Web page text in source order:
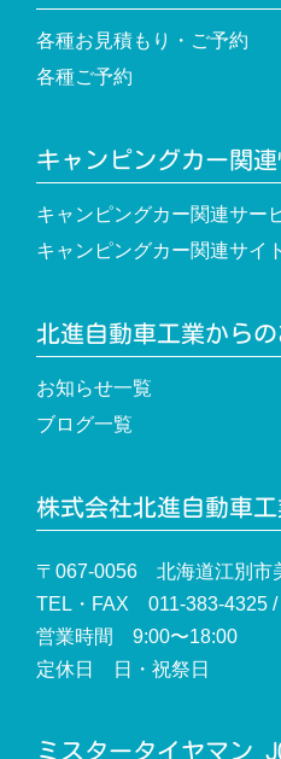
各種お見積もり・ご予約
各種ご予約
キャンピングカー関
キャンピングカー関連サー
キャンピングカー関連サイ
北進自動車工業から
お知らせ一覧
ブログ一覧
株式会社北進自動車
〒067-0056 北海道江別市
TEL・FAX 011-383-4325 /
営業時間 9:00〜18:00
定休日 日・祝祭日
ミスタータイヤマン